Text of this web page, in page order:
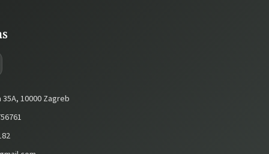
35A, 10000 Zagreb